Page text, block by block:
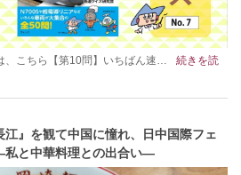
、こちら【第10問】いちばん速…
続きを読
』を観て中国に憧れ、日中国際フェ
と中華料理との出合い―